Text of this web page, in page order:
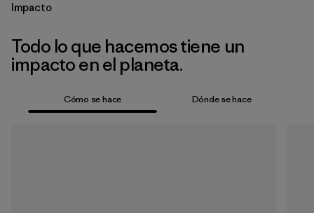
Impacto
Todo lo que hacemos tiene un
impacto en el planeta.
Cómo se hace Dónde se hace